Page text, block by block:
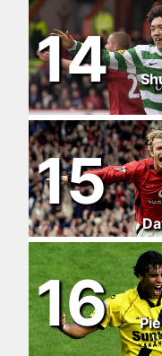
14
15
16